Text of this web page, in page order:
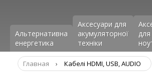
Альтернативна
енергетика
Аксесуари для
акумуляторної
техніки
для
Главная › Кабелі HDMI, USB, AUDIO